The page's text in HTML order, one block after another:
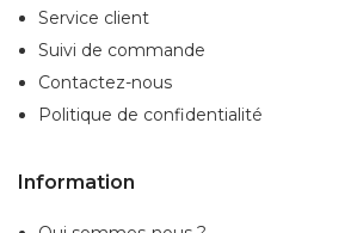
Service client
Suivi de commande
Contactez-nous
Politique de confidentialité
Information